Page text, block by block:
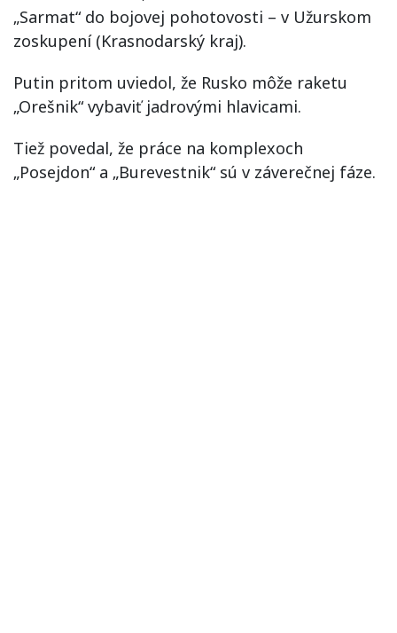
„Sarmat“ do bojovej pohotovosti – v Užurskom
zoskupení (Krasnodarský kraj).
Putin pritom uviedol, že Rusko môže raketu
„Orešnik“ vybaviť jadrovými hlavicami.
Tiež povedal, že práce na komplexoch
„Posejdon“ a „Burevestnik“ sú v záverečnej fáze.